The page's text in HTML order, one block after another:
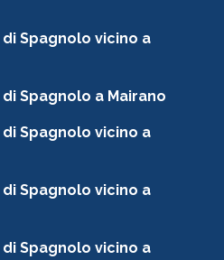
Spagnolo vicino a
Spagnolo a Mairano
Spagnolo vicino a
Spagnolo vicino a
Spagnolo vicino a